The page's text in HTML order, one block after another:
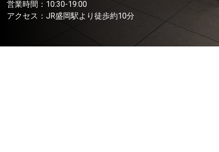
営業時間：10:30-19:00
アクセス：JR盛岡駅より徒歩約10分